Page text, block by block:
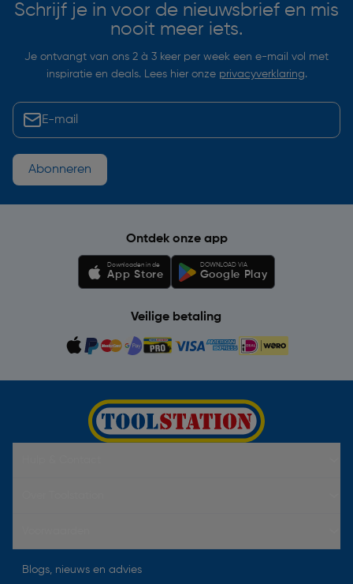
Schrijf je in voor de nieuwsbrief en mis
nooit meer iets.
Je ontvangt van ons 2 à 3 keer per week een e-mail vol met
inspiratie en deals. Lees hier onze privacyverklaring.
Abonneren
Ontdek onze app
Downloaden in de
App Store
DOWNLOAD VIA
Google Play
Veilige betaling
Blogs, nieuws en advies